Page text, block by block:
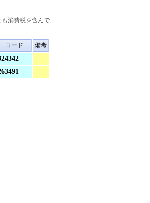
消費税を含んで
コード 備考